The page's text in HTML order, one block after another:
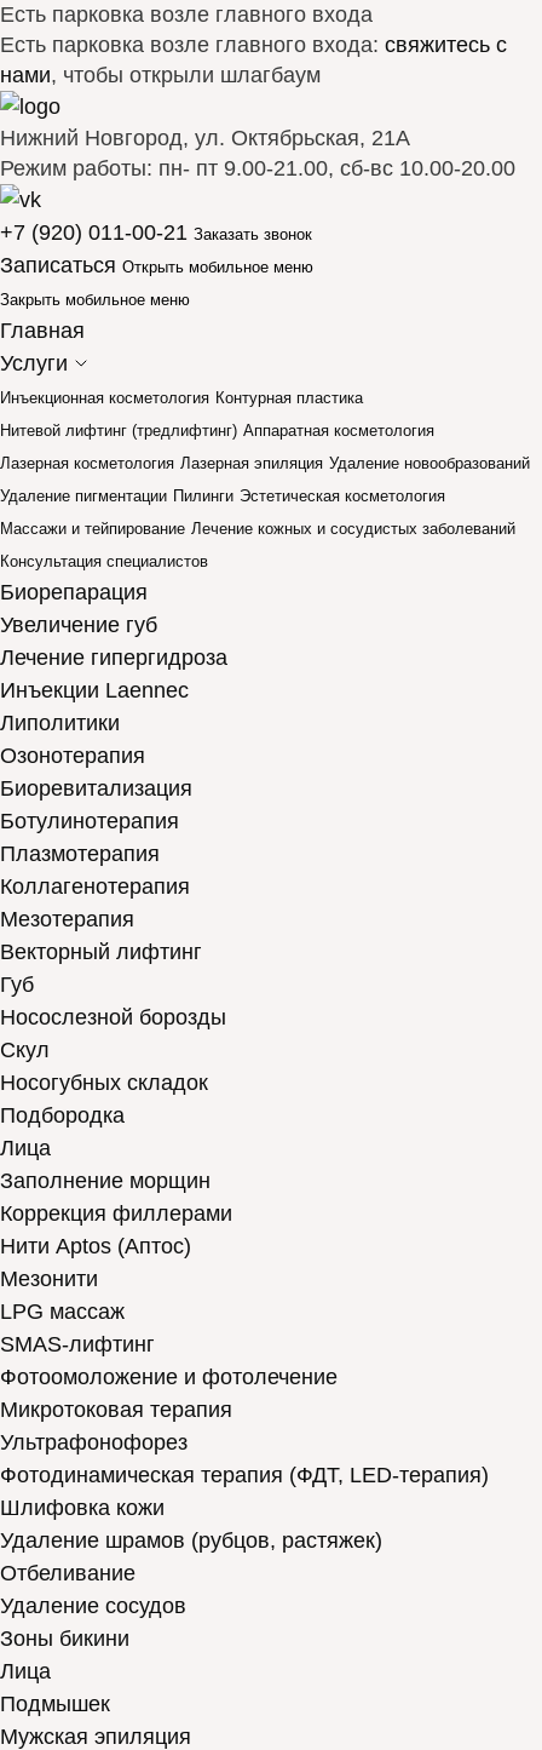
Есть парковка возле главного входа
Есть парковка возле главного входа: свяжитесь с
нами, чтобы открыли шлагбаум
Нижний Новгород, ул. Октябрьская, 21А
Режим работы: пн- пт 9.00-21.00, сб-вс 10.00-20.00
+7 (920) 011-00-21 Заказать звонок
Записаться Открыть мобильное меню
Закрыть мобильное меню
Главная
Услуги
Инъекционная косметология Контурная пластика
Нитевой лифтинг (тредлифтинг) Аппаратная косметология
Лазерная косметология Лазерная эпиляция Удаление новообразований
Удаление пигментации Пилинги Эстетическая косметология
Массажи и тейпирование Лечение кожных и сосудистых заболеваний
Консультация специалистов
Биорепарация
Увеличение губ
Лечение гипергидроза
Инъекции Laennec
Липолитики
Озонотерапия
Биоревитализация
Ботулинотерапия
Плазмотерапия
Коллагенотерапия
Мезотерапия
Векторный лифтинг
Губ
Носослезной борозды
Скул
Носогубных складок
Подбородка
Лица
Заполнение морщин
Коррекция филлерами
Нити Aptos (Аптос)
Мезонити
LPG массаж
SMAS-лифтинг
Фотоомоложение и фотолечение
Микротоковая терапия
Ультрафонофорез
Фотодинамическая терапия (ФДТ, LED-терапия)
Шлифовка кожи
Удаление шрамов (рубцов, растяжек)
Отбеливание
Удаление сосудов
Зоны бикини
Лица
Подмышек
Мужская эпиляция